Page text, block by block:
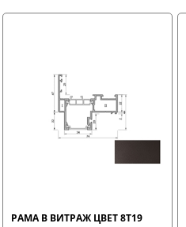
РАМА В ВИТРАЖ ЦВЕТ 8T19